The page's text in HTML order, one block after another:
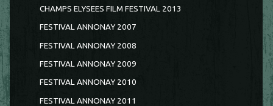
CHAMPS ELYSEES FILM FESTIVAL 2013
FESTIVAL ANNONAY 2007
FESTIVAL ANNONAY 2008
FESTIVAL ANNONAY 2009
FESTIVAL ANNONAY 2010
FESTIVAL ANNONAY 2011